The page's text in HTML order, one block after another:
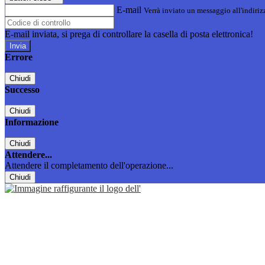
E-mail Verrà inviato un messaggio
E-mail inviata, si prega di controllare la casella di posta elettronica!
Errore
Chiudi
Successo
Chiudi
Informazione
Chiudi
Attendere...
Attendere il completamento dell'operazione...
Chiudi